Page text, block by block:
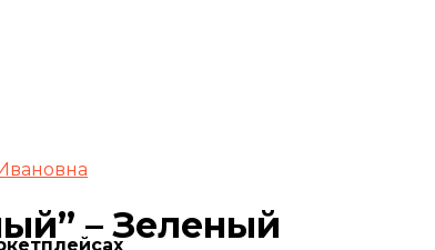
– Зеленый